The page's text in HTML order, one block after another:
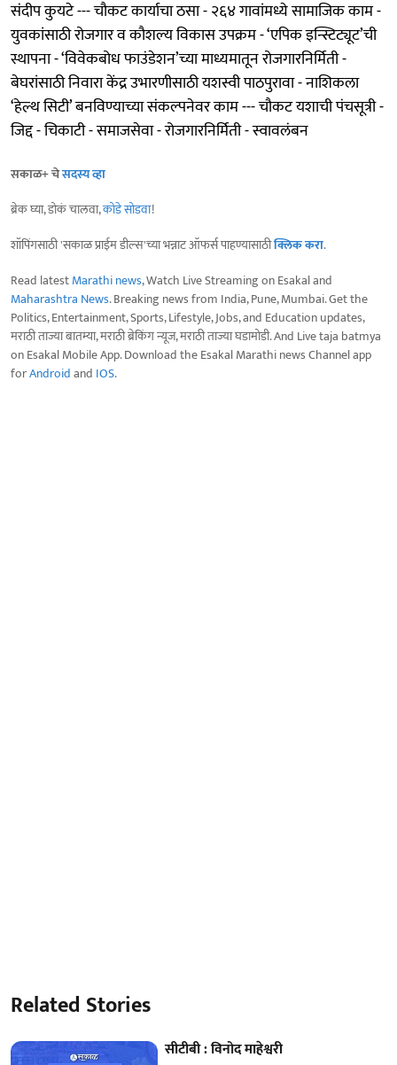
संदीप कुयटे --- चौकट कार्याचा ठसा - २६४ गावांमध्ये सामाजिक काम -
युवकांसाठी रोजगार व कौशल्य विकास उपक्रम - ‘एपिक इन्स्टिट्यूट’ची
स्थापना - ‘विवेकबोध फाउंडेशन’च्या माध्यमातून रोजगारनिर्मिती -
बेघरांसाठी निवारा केंद्र उभारणीसाठी यशस्वी पाठपुरावा - नाशिकला
‘हेल्थ सिटी’ बनविण्याच्या संकल्पनेवर काम --- चौकट यशाची पंचसूत्री -
जिद्द - चिकाटी - समाजसेवा - रोजगारनिर्मिती - स्वावलंबन
सकाळ+ चेसदस्य व्हा
ब्रेक घ्या, डोकं चालवा,कोडे सोडवा!
शॉपिंगसाठी 'सकाळ प्राईम डील्स'च्या भन्नाट ऑफर्स पाहण्यासाठीक्लिक करा.
Read latestMarathi news, Watch Live Streaming on Esakal and
Maharashtra News. Breaking news from India, Pune, Mumbai. Get the
Politics, Entertainment, Sports, Lifestyle, Jobs, and Education updates,
मराठी ताज्या बातम्या, मराठी ब्रेकिंग न्यूज, मराठी ताज्या घडामोडी. And Live taja batmya
on Esakal Mobile App. Download the Esakal Marathi news Channel app
forAndroidand IOS.
Related Stories
सीटीबी : विनोद माहेश्वरी